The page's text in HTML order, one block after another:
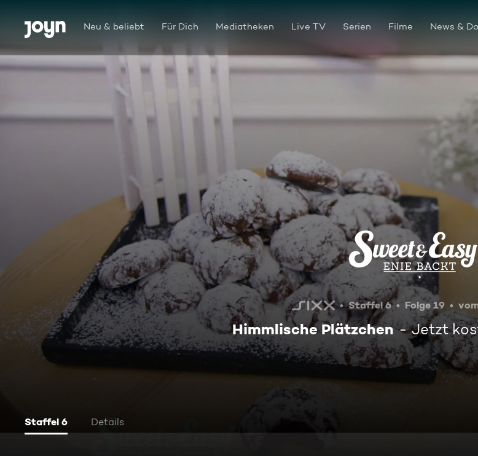
Zum Inhalt springen
Barrierefrei Neu & beliebt Für Dich Mediatheken Live TV Serien Filme News &
Himmlische
Staffel 6 Folge 19
Himmlische Plätzchen Jetzt
Staffel 6 Details